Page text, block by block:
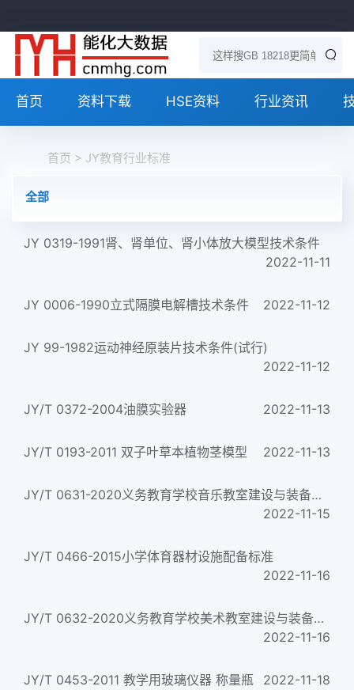
首页 资料下载 HSE资料 行业资讯
首页 > JY教育行业标准
全部
JY 0319-1991肾、肾单位、肾小体放大模型技术条件
2022-11-11
JY 0006-1990立式隔膜电解槽技术条件 2022-11-12
JY 99-1982运动神经原装片技术条件(试行)
2022-11-12
JY/T 0372-2004油膜实验器 2022-11-13
JY/T 0193-2011 双子叶草本植物茎模型 2022-11-13
JY/T 0631-2020义务教育学校音乐教室建设与装备规范
2022-11-15
JY/T 0466-2015小学体育器材设施配备标准
2022-11-16
JY/T 0632-2020义务教育学校美术教室建设与装备规范
2022-11-16
JY/T 0453-2011 教学用玻璃仪器 称量瓶 2022-11-18